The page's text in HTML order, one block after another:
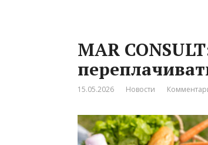
MAR
15.05.2026 Новости